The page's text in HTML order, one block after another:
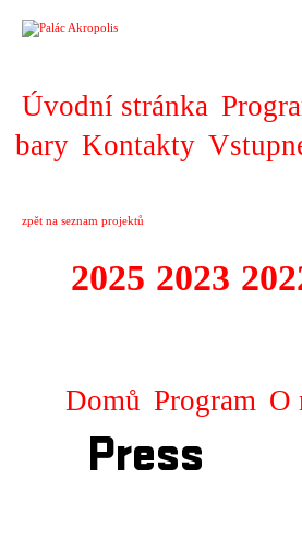
Úvodní stránka
bary Kontakty
zpět na seznam projektů
2025 2023
Domů Program O
Press